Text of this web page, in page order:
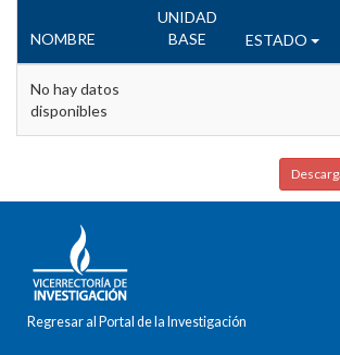
NOMBRE
UNIDAD
BASE
ESTADO
No hay datos
disponibles
Regresar al Portal de la Investigación